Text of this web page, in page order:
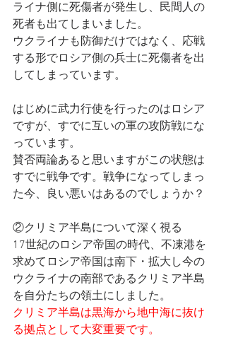
ライナ側に死傷者が発生し、民間人の
死者も出てしまいました。
ウクライナも防御だけではなく、応戦
する形でロシア側の兵士に死傷者を出
してしまっています。
はじめに武力行使を行ったのはロシア
ですが、すでに互いの軍の攻防戦にな
っています。
賛否両論あると思いますがこの状態は
すでに戦争です。戦争になってしまっ
た今、良い悪いはあるのでしょうか？
②クリミア半島について深く視る
17世紀のロシア帝国の時代、不凍港を
求めてロシア帝国は南下・拡大し今の
ウクライナの南部であるクリミア半島
を自分たちの領土にしました。
クリミア半島は黒海から地中海に抜け
る拠点として大変重要です。